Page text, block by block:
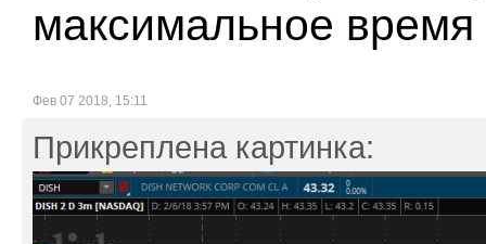
максимальное
Фев 07 2018, 15:11
Прикреплена картинка: